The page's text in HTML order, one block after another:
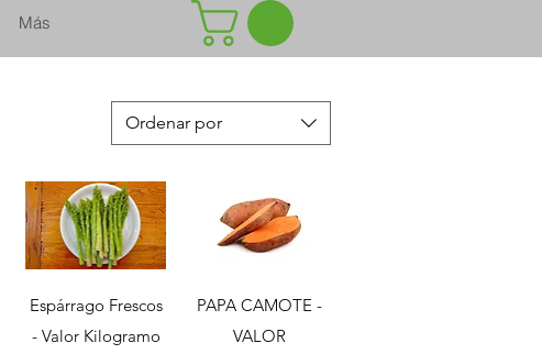
Más
Ordenar por
Vista rápida
Espárrago Frescos
- Valor Kilogramo
Vista rápida
PAPA CAMOTE -
VALOR